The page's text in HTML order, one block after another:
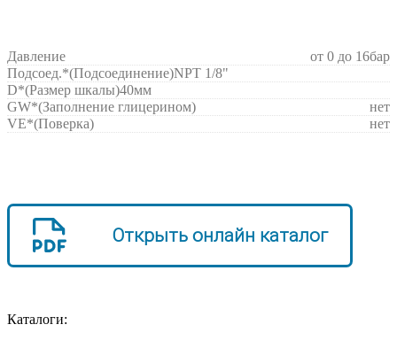
Давление
от 0 до 16бар
Подсоед.*(Подсоединение)NPT 1/8"
D*(Размер шкалы)40мм
GW*(Заполнение глицерином)
нет
VE*(Поверка) нет
Открыть онлайн каталог
Каталоги: